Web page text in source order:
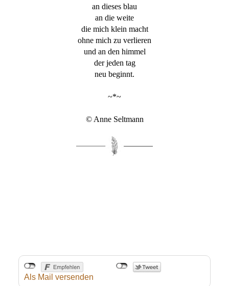
an dieses blau
an die weite
die mich klein macht
ohne mich zu verlieren
und an den himmel
der jeden tag
neu beginnt.
~*~
© Anne Seltmann
Als Mail versenden